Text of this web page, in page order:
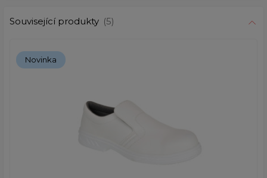
Související produkty (5)
Novinka